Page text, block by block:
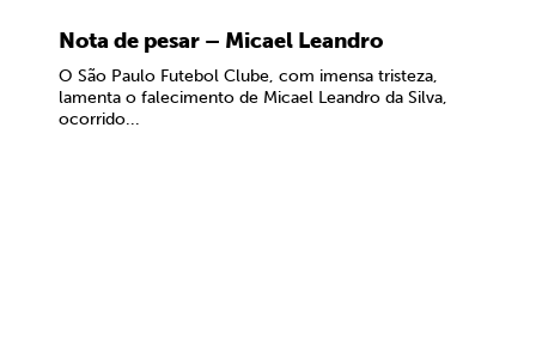
Nota de pesar – Micael Leandro
O São Paulo Futebol Clube, com imensa tristeza,
lamenta o falecimento de Micael Leandro da Silva,
ocorrido...